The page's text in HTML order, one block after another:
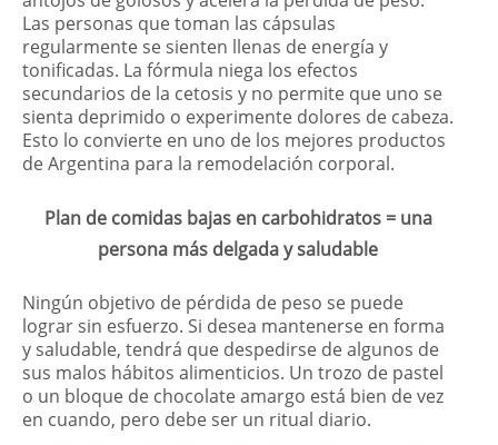
Las personas que toman las cápsulas
regularmente se sienten llenas de energía y
tonificadas. La fórmula niega los efectos
secundarios de la cetosis y no permite que uno se
sienta deprimido o experimente dolores de cabeza.
Esto lo convierte en uno de los mejores productos
de Argentina para la remodelación corporal.
Plan de comidas bajas en carbohidratos = una
persona más delgada y saludable
Ningún objetivo de pérdida de peso se puede
lograr sin esfuerzo. Si desea mantenerse en forma
y saludable, tendrá que despedirse de algunos de
sus malos hábitos alimenticios. Un trozo de pastel
o un bloque de chocolate amargo está bien de vez
en cuando, pero debe ser un ritual diario.